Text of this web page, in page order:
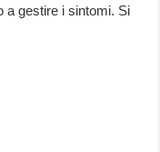
a gestire i sintomi. Si